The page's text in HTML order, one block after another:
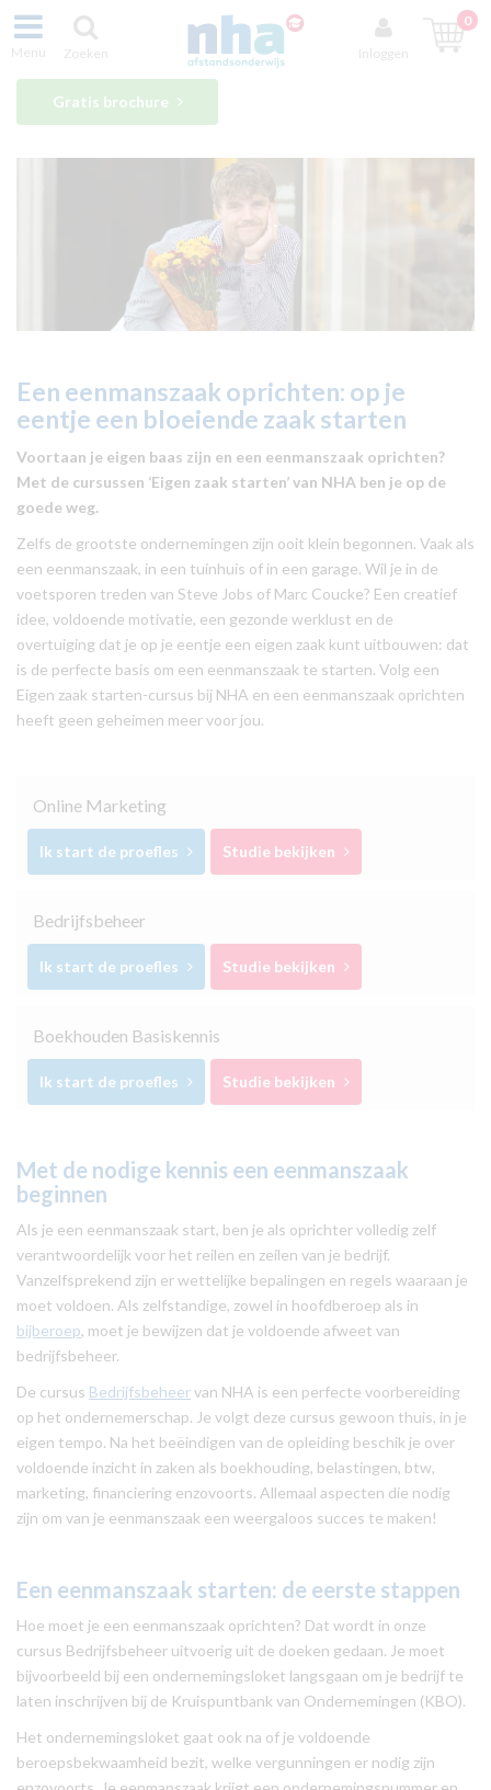
Menu Zoeken Inloggen
0
Gratis brochure
Een eenmanszaak oprichten: op je
eentje een bloeiende zaak starten
Voortaan je eigen baas zijn en een eenmanszaak oprichten?
Met de cursussen ‘Eigen zaak starten’ van NHA ben je op de
goede weg.
Zelfs de grootste ondernemingen zijn ooit klein begonnen. Vaak als
een eenmanszaak, in een tuinhuis of in een garage. Wil je in de
voetsporen treden van Steve Jobs of Marc Coucke? Een creatief
idee, voldoende motivatie, een gezonde werklust en de
overtuiging dat je op je eentje een eigen zaak kunt uitbouwen: dat
is de perfecte basis om een eenmanszaak te starten. Volg een
Eigen zaak starten-cursus bij NHA en een eenmanszaak oprichten
heeft geen geheimen meer voor jou.
Online Marketing
Ik start de proefles Studie bekijken
Bedrijfsbeheer
Ik start de proefles Studie bekijken
Boekhouden Basiskennis
Ik start de proefles Studie bekijken
Met de nodige kennis een eenmanszaak
beginnen
Als je een eenmanszaak start, ben je als oprichter volledig zelf
verantwoordelijk voor het reilen en zeilen van je bedrijf.
Vanzelfsprekend zijn er wettelijke bepalingen en regels waaraan je
moet voldoen. Als zelfstandige, zowel in hoofdberoep als in
bijberoep, moet je bewijzen dat je voldoende afweet van
bedrijfsbeheer.
De cursus Bedrijfsbeheervan NHA is een perfecte voorbereiding
op het ondernemerschap. Je volgt deze cursus gewoon thuis, in je
eigen tempo. Na het beëindigen van de opleiding beschik je over
voldoende inzicht in zaken als boekhouding, belastingen, btw,
marketing, financiering enzovoorts. Allemaal aspecten die nodig
zijn om van je eenmanszaak een weergaloos succes te maken!
Een eenmanszaak starten: de eerste stappen
Hoe moet je een eenmanszaak oprichten? Dat wordt in onze
cursus Bedrijfsbeheer uitvoerig uit de doeken gedaan. Je moet
bijvoorbeeld bij een ondernemingsloket langsgaan om je bedrijf te
laten inschrijven bij de Kruispuntbank van Ondernemingen (KBO).
Het ondernemingsloket gaat ook na of je voldoende
beroepsbekwaamheid bezit, welke vergunningen er nodig zijn